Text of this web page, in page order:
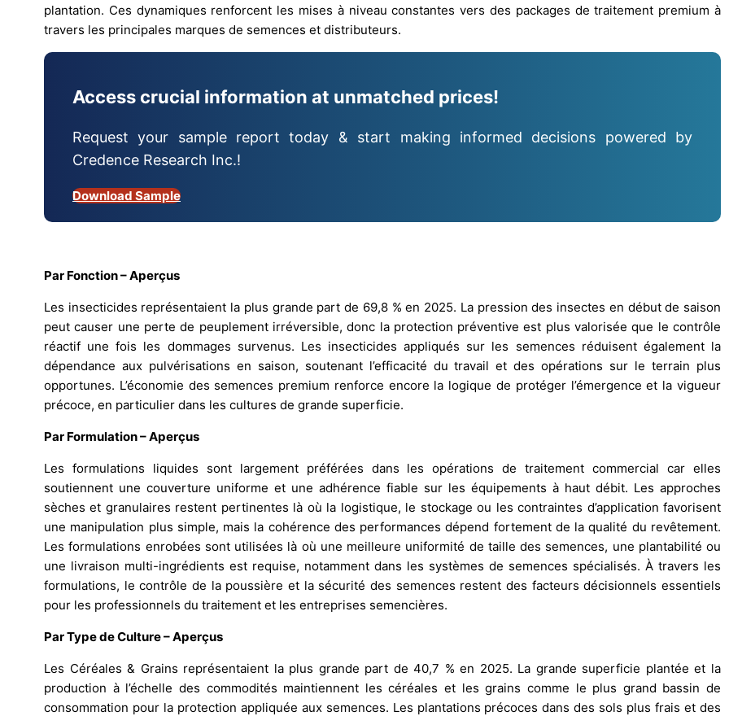
plantation. Ces dynamiques renforcent les mises à niveau constantes vers des packages de traitement premium à
travers les principales marques de semences et distributeurs.
Access crucial information at unmatched prices!
Request your sample report today & start making informed decisions powered by
Credence Research Inc.!
Download Sample
Par Fonction – Aperçus
Les insecticides représentaient la plus grande part de 69,8 % en 2025. La pression des insectes en début de saison
peut causer une perte de peuplement irréversible, donc la protection préventive est plus valorisée que le contrôle
réactif une fois les dommages survenus. Les insecticides appliqués sur les semences réduisent également la
dépendance aux pulvérisations en saison, soutenant l’efficacité du travail et des opérations sur le terrain plus
opportunes. L’économie des semences premium renforce encore la logique de protéger l’émergence et la vigueur
précoce, en particulier dans les cultures de grande superficie.
Par Formulation – Aperçus
Les formulations liquides sont largement préférées dans les opérations de traitement commercial car elles
soutiennent une couverture uniforme et une adhérence fiable sur les équipements à haut débit. Les approches
sèches et granulaires restent pertinentes là où la logistique, le stockage ou les contraintes d’application favorisent
une manipulation plus simple, mais la cohérence des performances dépend fortement de la qualité du revêtement.
Les formulations enrobées sont utilisées là où une meilleure uniformité de taille des semences, une plantabilité ou
une livraison multi-ingrédients est requise, notamment dans les systèmes de semences spécialisés. À travers les
formulations, le contrôle de la poussière et la sécurité des semences restent des facteurs décisionnels essentiels
pour les professionnels du traitement et les entreprises semencières.
Par Type de Culture – Aperçus
Les Céréales & Grains représentaient la plus grande part de 40,7 % en 2025. La grande superficie plantée et la
production à l’échelle des commodités maintiennent les céréales et les grains comme le plus grand bassin de
consommation pour la protection appliquée aux semences. Les plantations précoces dans des sols plus frais et des